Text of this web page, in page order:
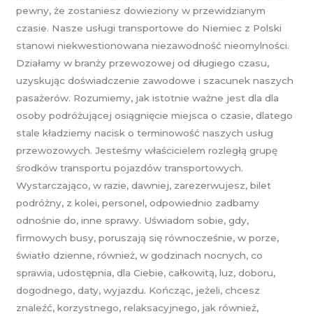
pewny, że zostaniesz dowieziony w przewidzianym
czasie. Nasze usługi transportowe do Niemiec z Polski
stanowi niekwestionowana niezawodność nieomylności.
Działamy w branży przewozowej od długiego czasu,
uzyskując doświadczenie zawodowe i szacunek naszych
pasażerów. Rozumiemy, jak istotnie ważne jest dla dla
osoby podróżującej osiągnięcie miejsca o czasie, dlatego
stale kładziemy nacisk o terminowość naszych usług
przewozowych. Jesteśmy właścicielem rozległą grupę
środków transportu pojazdów transportowych.
Wystarczająco, w razie, dawniej, zarezerwujesz, bilet
podróżny, z kolei, personel, odpowiednio zadbamy
odnośnie do, inne sprawy. Uświadom sobie, gdy,
firmowych busy, poruszają się równocześnie, w porze,
światło dzienne, również, w godzinach nocnych, co
sprawia, udostępnia, dla Ciebie, całkowitą, luz, doboru,
dogodnego, daty, wyjazdu. Kończąc, jeżeli, chcesz
znaleźć, korzystnego, relaksacyjnego, jak również,